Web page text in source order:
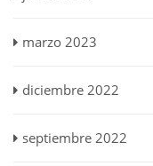
marzo 2023
diciembre 2022
septiembre 2022